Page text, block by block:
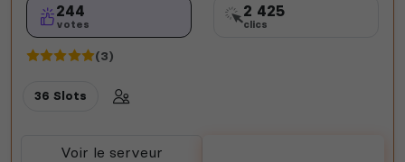
244
votes
2 425
clics
(3)
36 Slots
Voir le serveur